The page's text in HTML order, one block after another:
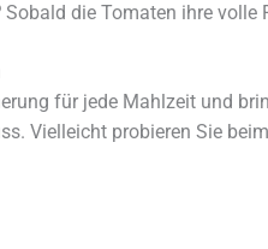
Sobald die Tomaten ihre volle
für jede Mahlzeit und
Vielleicht probieren Sie